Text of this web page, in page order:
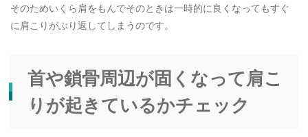
そのためいくら肩をもんでそのときは一時的に良くなってもすぐ
に肩こりがぶり返してしまうのです。
首や鎖骨周辺が固くなって肩こ
りが起きているかチェック